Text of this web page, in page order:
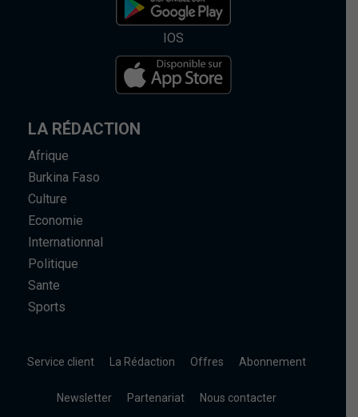
IOS
LA RÉDACTION
Afrique
Burkina Faso
Culture
Economie
Internationnal
Politique
Sante
Sports
Service client La Rédaction Offres Abonnement
Newsletter Partenariat Nous contacter